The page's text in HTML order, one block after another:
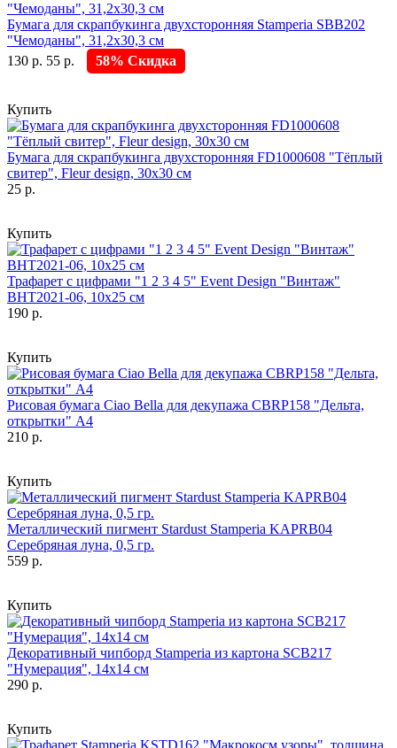
Бумага для скрапбукинга двухсторонняя Stamperia SBB202
"Чемоданы", 31,2х30,3 см
130 р. 55 р. 58% Скидка
Купить
Бумага для скрапбукинга двухсторонняя FD1000608 "Тёплый
свитер", Fleur design, 30х30 см
25 р.
Купить
Трафарет с цифрами "1 2 3 4 5" Event Design "Винтаж"
ВНТ2021-06, 10х25 см
190 р.
Купить
Рисовая бумага Ciao Bella для декупажа CBRP158 "Дельта,
открытки" А4
210 р.
Купить
Металлический пигмент Stardust Stamperia KAPRB04
Серебряная луна, 0,5 гр.
559 р.
Купить
Декоративный чипборд Stamperia из картона SCB217
"Нумерация", 14х14 см
290 р.
Купить